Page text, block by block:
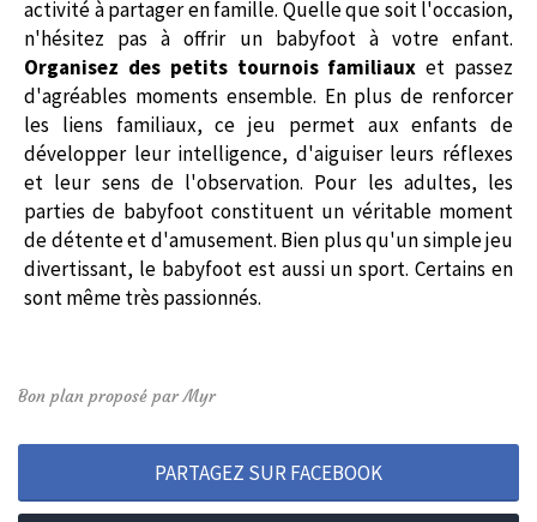
activité à partager en famille. Quelle que soit l'occasion,
n'hésitez pas à offrir un babyfoot à votre enfant.
Organisez des petits tournois familiaux et passez
d'agréables moments ensemble. En plus de renforcer
les liens familiaux, ce jeu permet aux enfants de
développer leur intelligence, d'aiguiser leurs réflexes
et leur sens de l'observation. Pour les adultes, les
parties de babyfoot constituent un véritable moment
de détente et d'amusement. Bien plus qu'un simple jeu
divertissant, le babyfoot est aussi un sport. Certains en
sont même très passionnés.
Bon plan proposé par Myr
PARTAGEZ SUR FACEBOOK